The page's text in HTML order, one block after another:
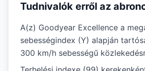
Tudnivalók erről az
A(z) Goodyear Excellence a
sebességindex (Y) alapján
300 km/h sebességű